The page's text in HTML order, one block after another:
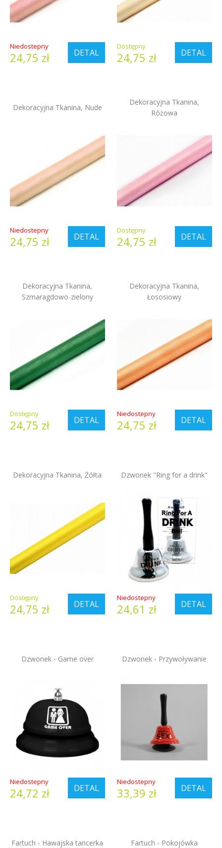
DETAL
Niedostepny
24,75 zł DETAL
Dostępny
24,75 zł
Dekoracyjna Tkanina, Nude
DETAL
Niedostepny
24,75 zł
Dekoracyjna Tkanina,
Różowa
DETAL
Dostępny
24,75 zł
Dekoracyjna Tkanina,
Szmaragdowo-zielony
DETAL
Dostępny
24,75 zł
Dekoracyjna Tkanina,
Łososiowy
DETAL
Niedostepny
24,75 zł
Dekoracyjna Tkanina, Żółta
DETAL
Dostępny
24,75 zł
Dzwonek "Ring for a drink"
DETAL
Niedostepny
24,61 zł
Dzwonek - Game over
DETAL
Niedostepny
24,72 zł
Dzwonek - Przywoływanie
DETAL
Niedostepny
33,39 zł
Fartuch - Hawajska tancerka Fartuch - Pokojówka